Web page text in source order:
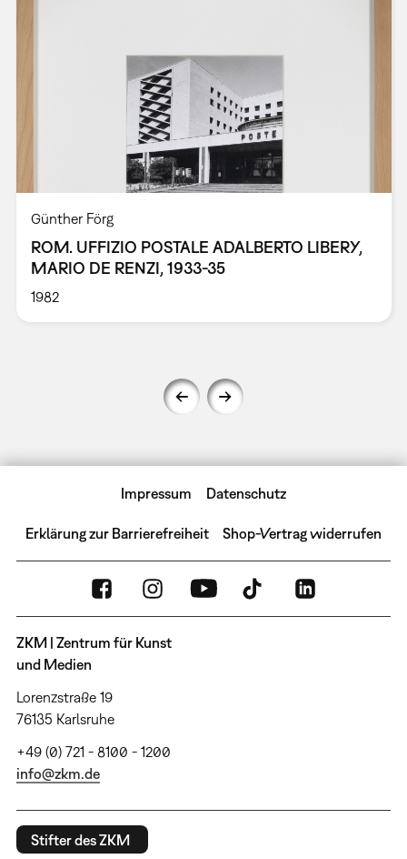
Günther Förg
ROM. UFFIZIO POSTALE ADALBERTO LIBERY,
MARIO DE RENZI, 1933-35
1982
Impressum Datenschutz
Erklärung zur Barrierefreiheit Shop-Vertrag widerrufen
ZKM | Zentrum für Kunst
und Medien
Lorenzstraße 19
76135 Karlsruhe
+49 (0) 721 - 8100 - 1200
info@zkm.de
Stifter des ZKM